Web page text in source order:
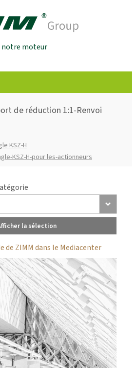
notre moteur
de réduction 1:1-Renvoi
KSZ-H
KSZ-H-pour les-actionneurs
la sélection
de ZIMM dans le Mediacenter